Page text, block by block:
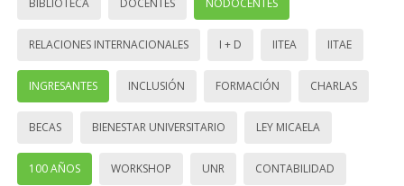
BIBLIOTECA DOCENTES NODOCENTES
RELACIONES INTERNACIONALES I + D IITEA IITAE
INGRESANTES INCLUSIÓN FORMACIÓN CHARLAS
BECAS BIENESTAR UNIVERSITARIO LEY MICAELA
100 AÑOS WORKSHOP UNR CONTABILIDAD